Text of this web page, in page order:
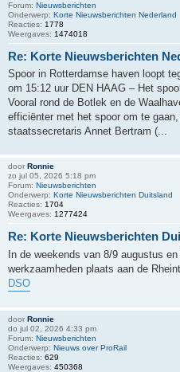
Forum: Nieuwsberichten
Onderwerp: Korte Nieuwsberichten Nederland
Reacties: 1778
Weergaves: 1474018
Re: Korte Nieuwsberichten
Spoor in Rotterdamse haven loopt
om 15:12 uur DEN HAAG – Het
Vooral rond de Botlek en de
efficiënter met het spoor om te
staatssecretaris Annet Bertram (...
door Ronnie
zo jul 05, 2026 5:18 pm
Forum: Nieuwsberichten
Onderwerp: Korte Nieuwsberichten Duitsland
Reacties: 1704
Weergaves: 1277424
Re: Korte Nieuwsberichten
In de weekends van 8/9 augustus
werkzaamheden plaats aan de
DSO
door Ronnie
do jul 02, 2026 4:33 pm
Forum: Nieuwsberichten
Onderwerp: Nieuws over ProRail
Reacties: 629
Weergaves: 450368